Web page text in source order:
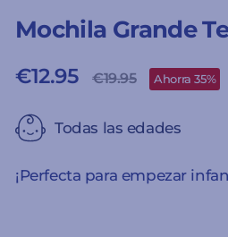
Mochila Grande
€12.95
Precio
habitual
€19.95
Precio
de
Ahorra 35%
Todas las edades
¡Perfecta para empezar